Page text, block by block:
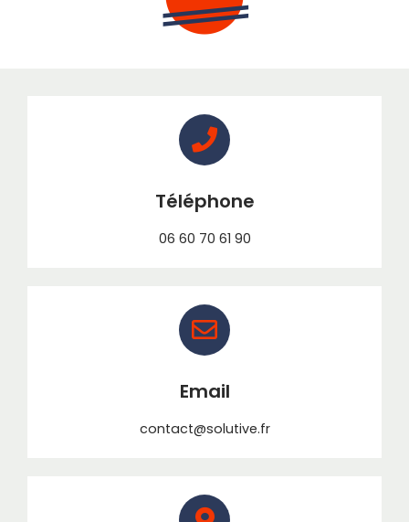
Téléphone
06 60 70 61 90
Email
contact@solutive.fr